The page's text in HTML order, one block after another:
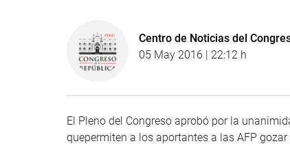
Centro de Noticias del
05 May 2016 | 22:12 h
El Pleno del Congreso aprobó por la
quepermiten a los aportantes a las AFP